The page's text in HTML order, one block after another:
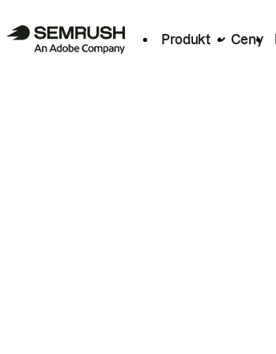
Produkt Ceny